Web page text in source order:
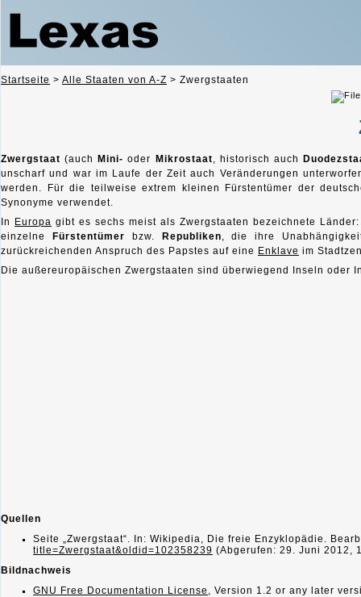
Startseite > Alle Staaten von A-Z > Zwergstaaten
Zwergstaat (auchMini- oder Mikrostaat , historisch auch
unscharf und war im Laufe der Zeit auch Veränderungen
werden. Für die teilweise extrem kleinen Fürstentümer der
Synonyme verwendet.
In Europa gibt es sechs meist als Zwergstaaten bezeichnete
einzelne Fürstentümer bzw. Republiken , die ihre
zurückreichenden Anspruch des Papstes auf eine Enklave im
Die außereuropäischen Zwergstaaten sind überwiegend Inseln oder
Quellen
Seite „Zwergstaat“. In: Wikipedia, Die freie Enzyklopädie.
title=Zwergstaat&oldid=102358239 (Abgerufen: 29. Juni 2012,
Bildnachweis
GNU Free Documentation License
, Version 1.2 or any later